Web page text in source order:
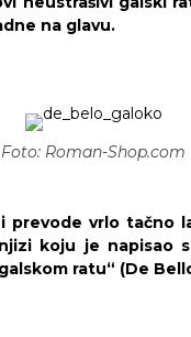
na glavu.
Foto: Roman-Shop.com
prevode vrlo tačno
koju je napisao
ratu“ (De